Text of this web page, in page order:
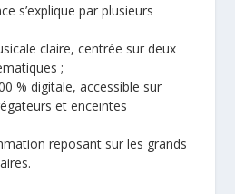
s’explique par plusieurs
claire, centrée sur deux
;
% digitale, accessible sur
et enceintes
reposant sur les grands